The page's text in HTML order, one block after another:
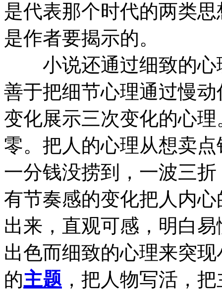
是代表那个时代的两类
是作者要揭示的。
小说还通过细致的心
善于把细节心理通过慢
变化展示三次变化的心
零。把人的心理从想卖
一分钱没捞到，一波三
有节奏感的变化把人内
出来，直观可感，明白
出色而细致的心理来突
的主题 ，把人物写活，